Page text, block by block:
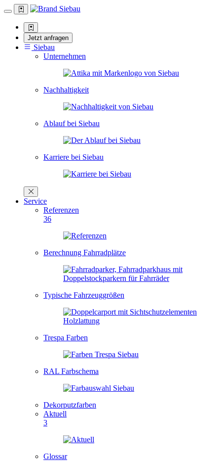
Jetzt anfragen
Siebau
Unternehmen
Nachhaltigkeit
Ablauf bei Siebau
Karriere bei Siebau
Service
Referenzen
36
Berechnung Fahrradplätze
Typische Fahrzeuggrößen
Trespa Farben
RAL Farbschema
Dekorputzfarben
Aktuell
3
Glossar